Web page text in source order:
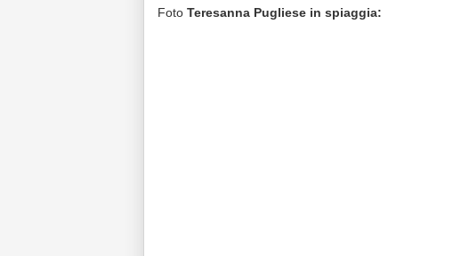
Foto Teresanna Pugliese in spiaggia: